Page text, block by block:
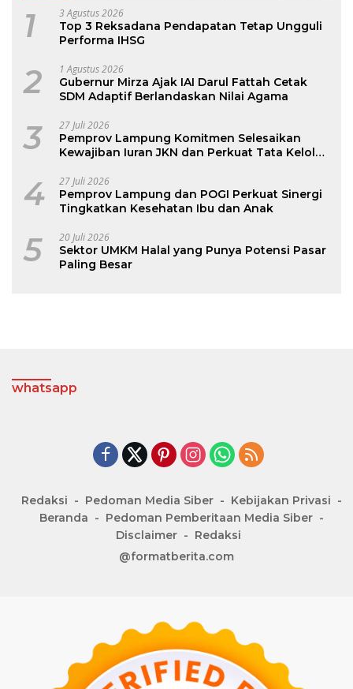
1 3 Agustus 2026
Top 3 Reksadana Pendapatan Tetap Ungguli
Performa IHSG
2 1 Agustus 2026
Gubernur Mirza Ajak IAI Darul Fattah Cetak
SDM Adaptif Berlandaskan Nilai Agama
3 27 Juli 2026
Pemprov Lampung Komitmen Selesaikan
Kewajiban Iuran JKN dan Perkuat Tata Kelola
4 27 Juli 2026
Pemprov Lampung dan POGI Perkuat Sinergi
Tingkatkan Kesehatan Ibu dan Anak
5 20 Juli 2026
Sektor UMKM Halal yang Punya Potensi Pasar
Paling Besar
whatsapp
Redaksi Pedoman Media Siber
Kebijakan Privasi
Beranda
Pedoman Pemberitaan Media Siber
Disclaimer
Redaksi
@formatberita.com